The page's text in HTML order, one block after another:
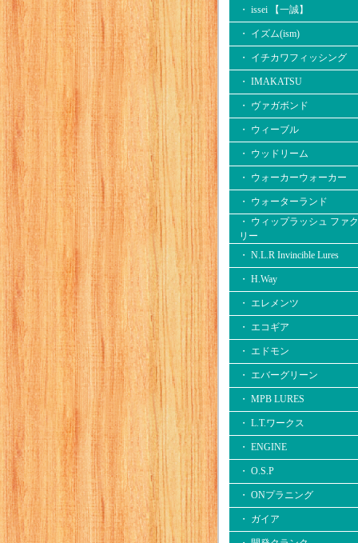
・ issei 【一誠】
・ イズム(ism)
・ イチカワフィッシング
・ IMAKATSU
・ ヴァガボンド
・ ウィーブル
・ ウッドリーム
・ ウォーカーウォーカー
・ ウォーターランド
・ ウィップラッシュ ファ
リー
・ N.L.R Invincible Lures
・ H.Way
・ エレメンツ
・ エコギア
・ エドモン
・ エバーグリーン
・ MPB LURES
・ L.T.ワークス
・ ENGINE
・ O.S.P
・ ONプラニング
・ ガイア